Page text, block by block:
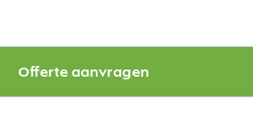
Offerte aanvragen